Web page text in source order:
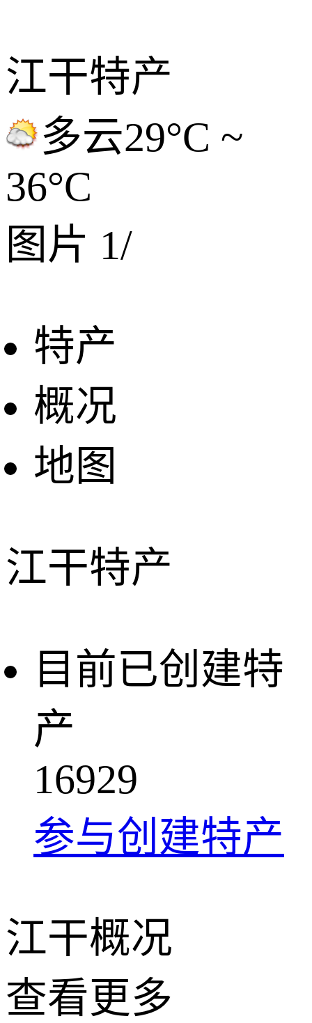
江干特产
多云29°C ~
36°C
图片 1/
特产
概况
地图
江干特产
目前已创建特
产
16929
参与创建特产
江干概况
查看更多